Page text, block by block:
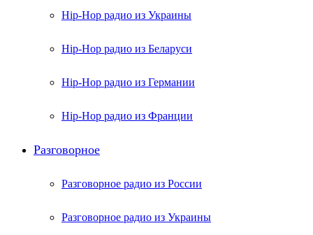
Hip-Hop радио из Украины
Hip-Hop радио из Беларуси
Hip-Hop радио из Германии
Hip-Hop радио из Франции
Разговорное
Разговорное радио из России
Разговорное радио из Украины